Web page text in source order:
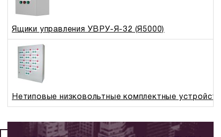
Ящики управления УВРУ-Я-32 (Я5000)
Нетиповые низковольтные комплектные